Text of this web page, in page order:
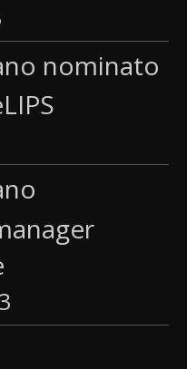
nominato